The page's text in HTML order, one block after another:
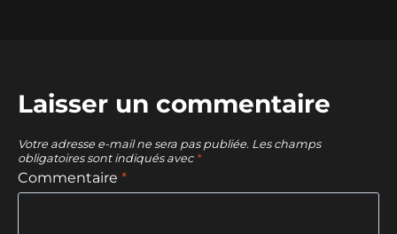
Laisser un commentaire
Votre adresse e-mail ne sera pas publiée. Les champs
obligatoires sont indiqués avec *
Commentaire *